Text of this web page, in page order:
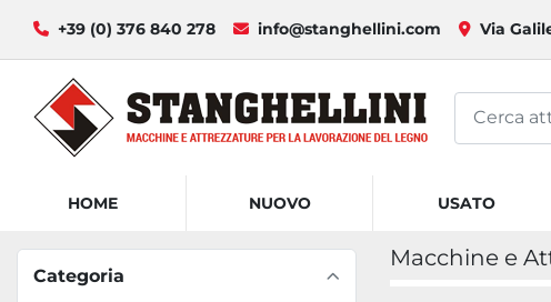
+39 (0) 376 840 278 info@stanghellini.com Via
HOME NUOVO USATO
Categoria
Macchine e